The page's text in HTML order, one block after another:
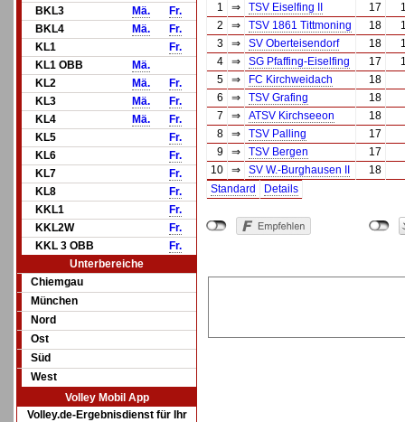
BKL3
Mä.
Fr.
BKL4
Mä.
Fr.
KL1
Fr.
KL1 OBB
Mä.
KL2
Mä.
Fr.
KL3
Mä.
Fr.
KL4
Mä.
Fr.
KL5
Fr.
KL6
Fr.
KL7
Fr.
KL8
Fr.
KKL1
Fr.
KKL2W
Fr.
KKL 3 OBB
Fr.
Unterbereiche
Chiemgau
München
Nord
Ost
Süd
West
Volley Mobil App
Volley.de-Ergebnisdienst für Ihr
1
⇒ TSV Eiselfing II 17
2
⇒ TSV 1861 Tittmoning 18
3
⇒ SV Oberteisendorf 18
4
⇒ SG Pfaffing-Eiselfing 17
5
⇒ FC Kirchweidach
18
6
⇒ TSV Grafing
18
7
⇒ ATSV Kirchseeon
18
8
⇒ TSV Palling
17
9
⇒ TSV Bergen
17
10
⇒ SV W.-Burghausen II
18
Standard
Details